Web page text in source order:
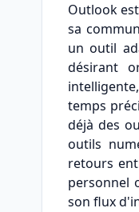
Outlook
sa
un outil
désirant
temps
déjà des
outils
retours
personnel
son flux